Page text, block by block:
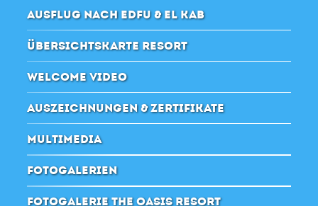
AUSFLUG NACH EDFU & EL KAB
ÜBERSICHTSKARTE RESORT
WELCOME VIDEO
AUSZEICHNUNGEN & ZERTIFIKATE
MULTIMEDIA
FOTOGALERIEN
FOTOGALERIE THE OASIS RESORT